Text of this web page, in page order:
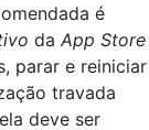
é
da App Store
parar e
travada
deve ser